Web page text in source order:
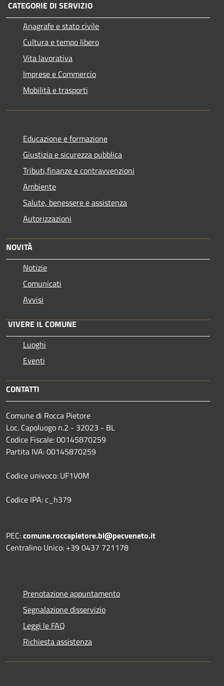
CATEGORIE DI SERVIZIO
Anagrafe e stato civile
Cultura e tempo libero
Vita lavorativa
Imprese e Commercio
Mobilità e trasporti
Educazione e formazione
Giustizia e sicurezza pubblica
Tributi,finanze e contravvenzioni
Ambiente
Salute, benessere e assistenza
Autorizzazioni
NOVITÀ
Notizie
Comunicati
Avvisi
VIVERE IL COMUNE
Luoghi
Eventi
CONTATTI
Comune di Rocca Pietore
Loc. Capoluogo n.2 - 32023 - BL
Codice Fiscale: 00145870259
Partita IVA: 00145870259
Codice univoco: UF1V0M
Codice IPA: c_h379
PEC:comune.roccapietore.bl@pecveneto.it
Centralino Unico: +39 0437 721178
Prenotazione appuntamento
Segnalazione disservizio
Leggi le FAQ
Richiesta assistenza